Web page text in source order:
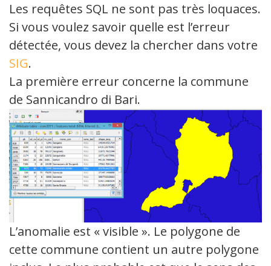
Les requêtes SQL ne sont pas très loquaces.
Si vous voulez savoir quelle est l’erreur
détectée, vous devez la chercher dans votre
SIG.
La première erreur concerne la commune
de Sannicandro di Bari.
L’anomalie est « visible ». Le polygone de
cette commune contient un autre polygone